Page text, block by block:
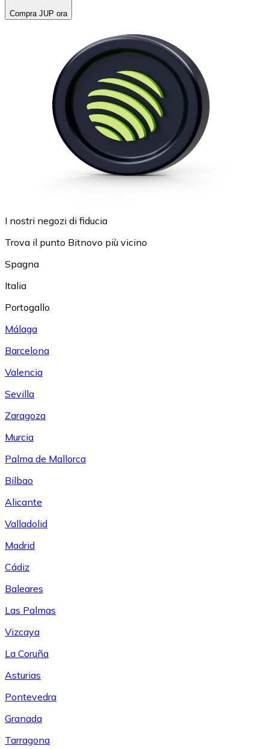
Compra JUP ora
I nostri negozi di fiducia
Trova il punto Bitnovo più vicino
Spagna
Italia
Portogallo
Málaga
Barcelona
Valencia
Sevilla
Zaragoza
Murcia
Palma de Mallorca
Bilbao
Alicante
Valladolid
Madrid
Cádiz
Baleares
Las Palmas
Vizcaya
La Coruña
Asturias
Pontevedra
Granada
Tarragona